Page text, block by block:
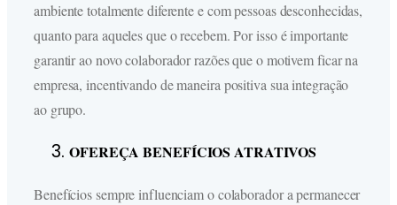
ambiente totalmente diferente e com pessoas desconhecidas,
quanto para aqueles que o recebem. Por isso é importante
garantir ao novo colaborador razões que o motivem ficar na
empresa, incentivando de maneira positiva sua integração
ao grupo.
OFEREÇA BENEFÍCIOS ATRATIVOS
Benefícios sempre influenciam o colaborador a permanecer